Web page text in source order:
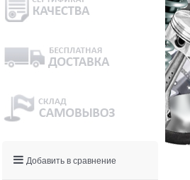
Добавить в сравнение